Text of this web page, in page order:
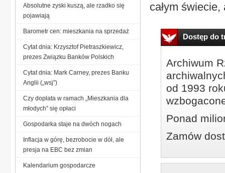
całym
Dostęp do
Archiwum
od 1993
Ponad
Zamów
Absolutne zyski kuszą, ale rzadko się
pojawiają
Barometr cen: mieszkania na sprzedaż
Cytat dnia: Krzysztof Pietraszkiewicz,
prezes Związku Banków Polskich
Cytat dnia: Mark Carney, prezes Banku
Anglii („wsj”)
Czy dopłata w ramach „Mieszkania dla
młodych” się opłaci
Gospodarka staje na dwóch nogach
Inflacja w górę, bezrobocie w dół, ale
presja na EBC bez zmian
Kalendarium gospodarcze